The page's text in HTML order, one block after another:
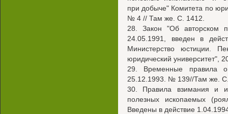
при добыче" Комитета по
№ 4 // Там же. С. 1412.
28. Закон "Об авторском
24.05.1991, введен в
Министерство юстиции.
юридический университет",
29. Временные правила
25.12.1993. № 139//Там же.
30. Правила взимания и
полезных ископаемых
Введены в действие